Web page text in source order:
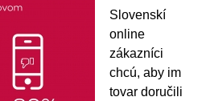
Slovenskí
online
zákazníci
chcú, aby im
tovar doručili